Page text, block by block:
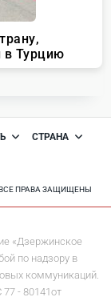
СТРАНА
ВСЕ ПРАВА ЗАЩИЩЕНЫ
«Дзержинское
по надзору в
коммуникаций.
- 80141от